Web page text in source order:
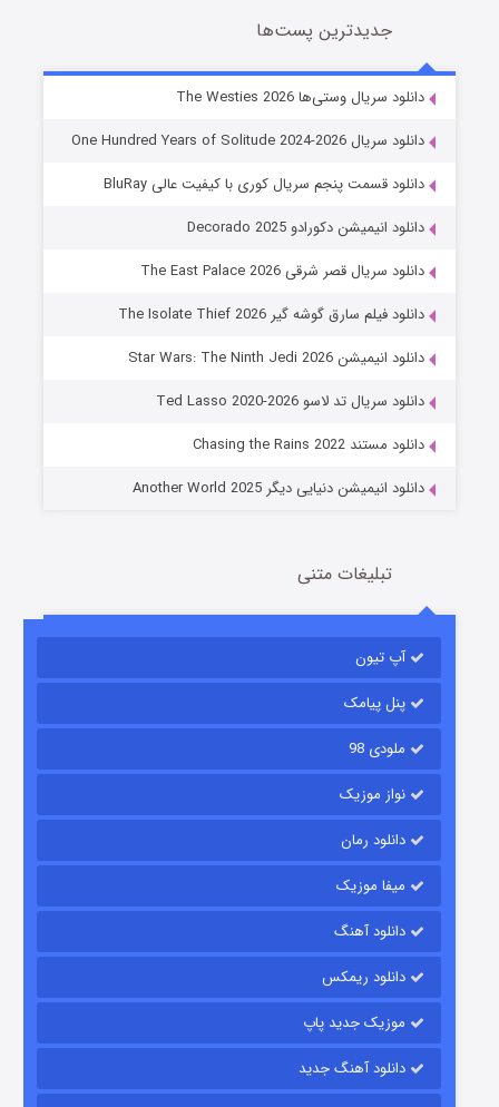
خاندان اژدها فصل ۳
قسمت14 (زیرنویس) منتشر شد
قسمت
جدیدترین پست‌ها
دانلود سریال وستی‌ها The Westies 2026
دانلود سریال One Hundred Years of Solitude 2024-2026
دانلود قسمت پنجم سریال کوری با کیفیت عالی BluRay
دانلود انیمیشن دکورادو Decorado 2025
دانلود سریال قصر شرقی The East Palace 2026
دانلود فیلم سارق گوشه گیر The Isolate Thief 2026
دانلود انیمیشن Star Wars: The Ninth Jedi 2026
دانلود سریال تد لاسو Ted Lasso 2020-2026
دانلود مستند Chasing the Rains 2022
دانلود انیمیشن دنیایی دیگر Another World 2025
تبلیغات متنی
آپ تیون
پنل پیامک
ملودی 98
نواز موزیک
دانلود رمان
میفا موزیک
دانلود آهنگ
دانلود ریمکس
موزیک جدید پاپ
دانلود آهنگ جدید